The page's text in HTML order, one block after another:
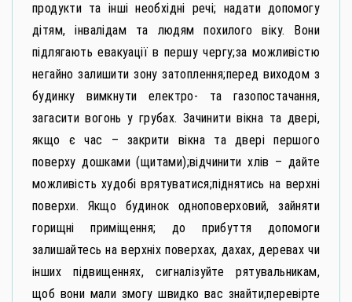
продукти та інші необхідні речі; надати допомогу
дітям, інвалідам та людям похилого віку. Вони
підлягають евакуації в першу чергу;за можливістю
негайно залишити зону затоплення;перед виходом з
будинку вимкнути електро- та газопостачання,
загасити вогонь у грубах. Зачинити вікна та двері,
якщо є час – закрити вікна та двері першого
поверху дошками (щитами);відчинити хлів – дайте
можливість худобі врятуватися;піднятись на верхні
поверхи. Якщо будинок одноповерховий, зайняти
горищні приміщення; до прибуття допомоги
залишайтесь на верхніх поверхах, дахах, деревах чи
інших підвищеннях, сигналізуйте рятувальникам,
щоб вони мали змогу швидко вас знайти;перевірте